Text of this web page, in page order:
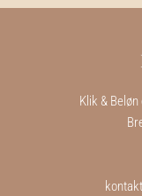
Klik &